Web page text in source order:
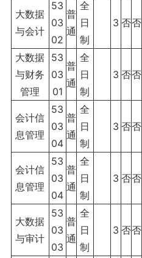
大数据
与会计
53
03
02
普
通
全
日
制
3 否否
大数据
与财务
管理
53
03
01
普
通
全
日
制
3 否否
会计信
息管理
53
03
04
普
通
全
日
制
3 否否
会计信
息管理
53
03
04
普
通
全
日
制
3 否否
大数据
与审计
53
03
03
普
通
全
日
制
3 否否